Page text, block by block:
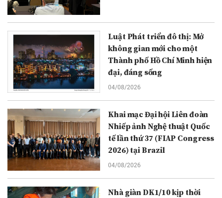
Luật Phát triển đô thị: Mở
không gian mới cho một
Thành phố Hồ Chí Minh hiện
đại, đáng sống
04/08/2026
Khai mạc Đại hội Liên đoàn
Nhiếp ảnh Nghệ thuật Quốc
tế lần thứ 37 (FIAP Congress
2026) tại Brazil
04/08/2026
Nhà giàn DK1/10 kịp thời